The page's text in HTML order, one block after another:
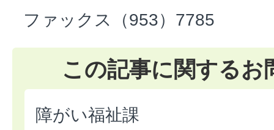
ファックス（953）7785
この記事に関するお
障がい福祉課